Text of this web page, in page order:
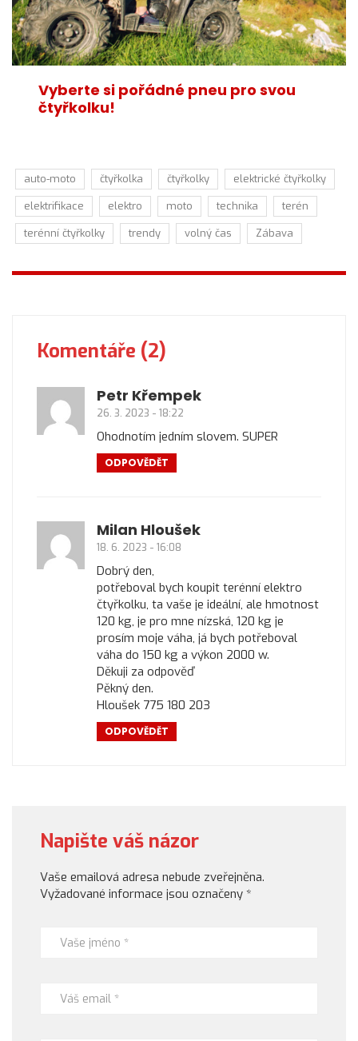
Vyberte si pořádné pneu pro svou
čtyřkolku!
auto-moto čtyřkolka čtyřkolky
elektrické čtyřkolky
elektrifikace
elektro moto technika
terén
terénní čtyřkolky
trendy volný čas Zábava
Komentáře (2)
Petr Křempek
26. 3. 2023 - 18:22
Ohodnotím jedním slovem. SUPER
ODPOVĚDĚT
Milan Hloušek
18. 6. 2023 - 16:08
Dobrý den,
potřeboval bych koupit terénní elektro
čtyřkolku, ta vaše je ideální, ale hmotnost
120 kg, je pro mne nízská, 120 kg je
prosím moje váha, já bych potřeboval
váha do 150 kg a výkon 2000 w.
Děkuji za odpověď
Pěkný den.
Hloušek 775 180 203
ODPOVĚDĚT
Napište váš názor
Vaše emailová adresa nebude zveřejněna.
Vyžadované informace jsou označeny *